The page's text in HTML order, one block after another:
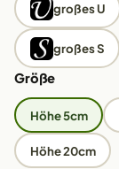
großes U
großes S
Größe
Höhe 5cm
Höhe 20cm